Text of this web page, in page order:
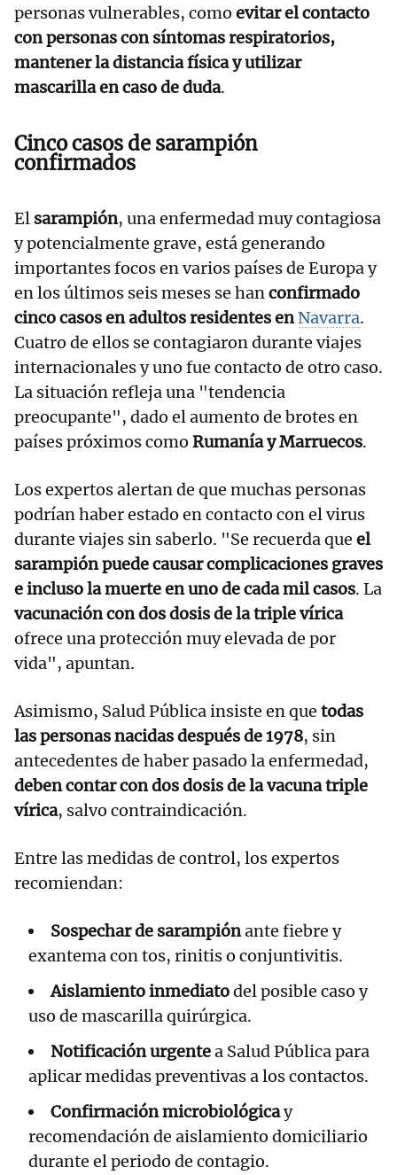
personas vulnerables, como evitar el contacto
con personas con síntomas respiratorios,
mantener la distancia física y utilizar
mascarilla en caso de duda.
Cinco casos de sarampión
confirmados
El sarampión, una enfermedad muy contagiosa
y potencialmente grave, está generando
importantes focos en varios países de Europa y
en los últimos seis meses se hanconfirmado
cinco casos en adultos residentes enNavarra.
Cuatro de ellos se contagiaron durante viajes
internacionales y uno fue contacto de otro caso.
La situación refleja una "tendencia
preocupante", dado el aumento de brotes en
países próximos como Rumanía y Marruecos.
Los expertos alertan de que muchas personas
podrían haber estado en contacto con el virus
durante viajes sin saberlo. "Se recuerda que el
sarampión puede causar complicaciones graves
e incluso la muerte en uno de cada mil casos. La
vacunación con dos dosis de la triple vírica
ofrece una protección muy elevada de por
vida", apuntan.
Asimismo, Salud Pública insiste en que todas
las personas nacidas después de 1978, sin
antecedentes de haber pasado la enfermedad,
deben contar con dos dosis de la vacuna triple
vírica, salvo contraindicación.
Entre las medidas de control, los expertos
recomiendan:
Sospechar de sarampiónante fiebre y
exantema con tos, rinitis o conjuntivitis.
Aislamiento inmediatodel posible caso y
uso de mascarilla quirúrgica.
Notificación urgentea Salud Pública para
aplicar medidas preventivas a los contactos.
Confirmación microbiológicay
recomendación de aislamiento domiciliario
durante el periodo de contagio.